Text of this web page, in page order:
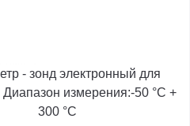
- зонд электронный для
Диапазон измерения:-50 °C +
300 °C